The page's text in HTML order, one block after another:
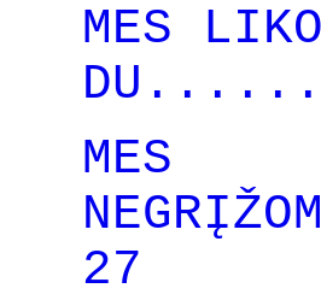
MES
MES
27